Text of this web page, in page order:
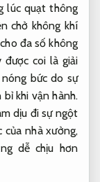
lúc quạt thông
chở không khí
đa số không
được coi là giải
bức do sự
bỉ khi vận hành.
dịu đi sự ngột
của nhà xưởng,
dễ chịu hơn